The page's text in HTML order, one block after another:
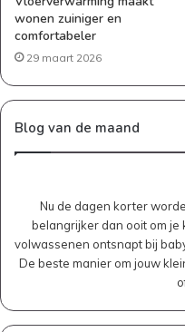
wonen zuiniger en
comfortabeler
29 maart 2026
Blog van de maand
Nu de dagen korter
belangrijker dan ooit om je
volwassenen ontsnapt bij
De beste manier om jouw